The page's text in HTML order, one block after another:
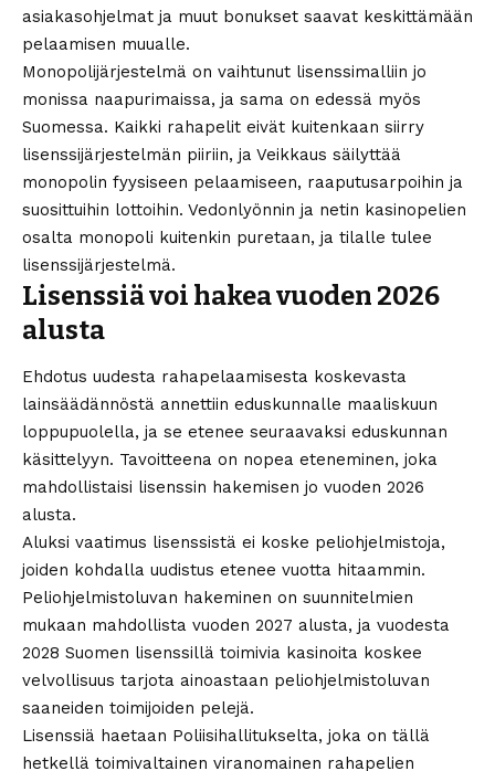
asiakasohjelmat ja muut bonukset saavat keskittämään
pelaamisen muualle.
Monopolijärjestelmä on vaihtunut lisenssimalliin jo
monissa naapurimaissa, ja sama on edessä myös
Suomessa. Kaikki rahapelit eivät kuitenkaan siirry
lisenssijärjestelmän piiriin, ja Veikkaus säilyttää
monopolin fyysiseen pelaamiseen, raaputusarpoihin ja
suosittuihin lottoihin. Vedonlyönnin ja netin kasinopelien
osalta monopoli kuitenkin puretaan, ja tilalle tulee
lisenssijärjestelmä.
Lisenssiä voi hakea vuoden 2026
alusta
Ehdotus uudesta rahapelaamisesta koskevasta
lainsäädännöstä annettiin eduskunnalle maaliskuun
loppupuolella, ja se etenee seuraavaksi eduskunnan
käsittelyyn. Tavoitteena on nopea eteneminen, joka
mahdollistaisi lisenssin hakemisen jo vuoden 2026
alusta.
Aluksi vaatimus lisenssistä ei koske peliohjelmistoja,
joiden kohdalla uudistus etenee vuotta hitaammin.
Peliohjelmistoluvan hakeminen on suunnitelmien
mukaan mahdollista vuoden 2027 alusta, ja vuodesta
2028 Suomen lisenssillä toimivia kasinoita koskee
velvollisuus tarjota ainoastaan peliohjelmistoluvan
saaneiden toimijoiden pelejä.
Lisenssiä haetaan Poliisihallitukselta, joka on tällä
hetkellä toimivaltainen viranomainen rahapelien